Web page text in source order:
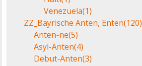
Venezuela(1)
ZZ_Bayrische Anten, Enten(120)
Anten-ne(5)
Asyl-Anten(4)
Debut-Anten(3)